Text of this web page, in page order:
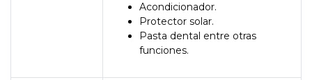
Acondicionador.
Protector solar.
Pasta dental entre otras
funciones.